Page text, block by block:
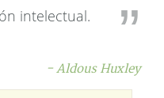
intelectual.
- Aldous Huxley